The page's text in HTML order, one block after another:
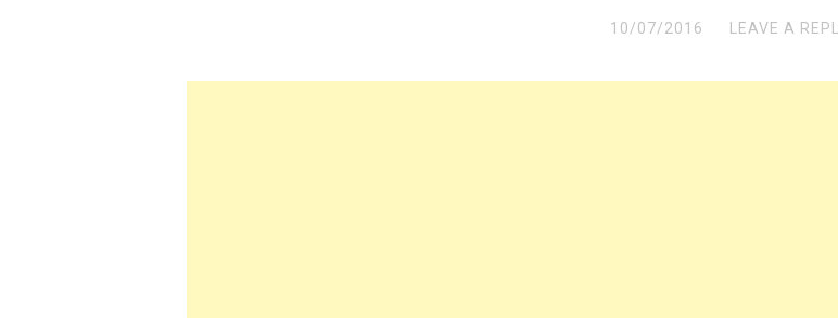
10/07/2016 LEAVE A